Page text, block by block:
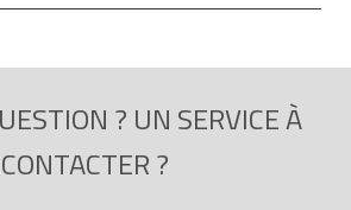
? UN SERVICE À
CONTACTER ?